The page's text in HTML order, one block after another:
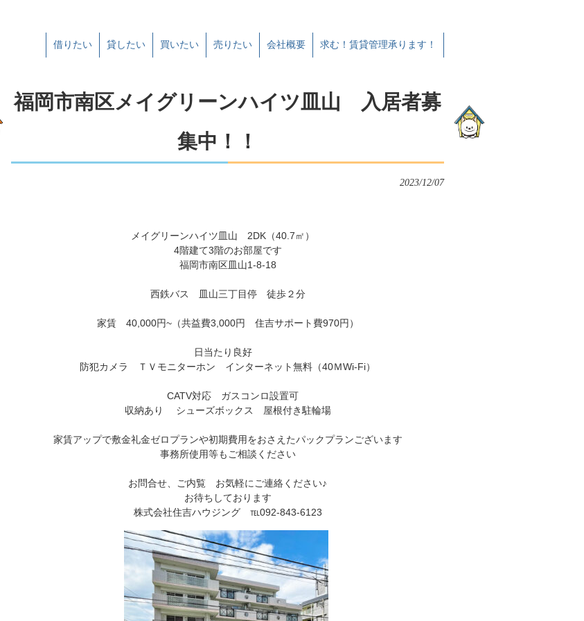
借りたい 貸したい 買いたい 売りたい 会社概要 求む！賃貸管理承ります！
福岡市南区メイグリーンハイツ皿山 入居者募
集中！！
2023/12/07
メイグリーンハイツ皿山 2DK（40.7㎡）
4階建て3階のお部屋です
福岡市南区皿山1-8-18
西鉄バス 皿山三丁目停 徒歩２分
家賃 40,000円~（共益費3,000円 住吉サポート費970円）
日当たり良好
防犯カメラ ＴＶモニターホン インターネット無料（40ＭWi-Fi）
CATV対応 ガスコンロ設置可
収納あり
シューズボックス 屋根付き駐輪場
家賃アップで敷金礼金ゼロプランや初期費用をおさえたパックプランございます
事務所使用等もご相談ください
お問合せ、ご内覧 お気軽にご連絡ください♪
お待ちしております
株式会社住吉ハウジング ℡092-843-6123